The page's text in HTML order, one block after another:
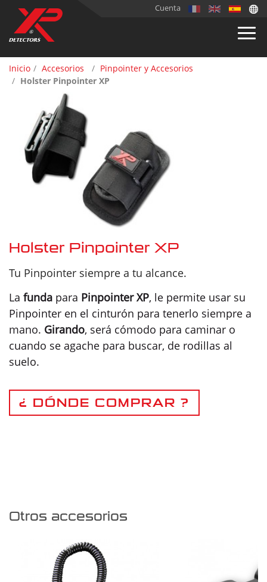
Cuenta
Inicio Accesorios
Pinpointer y Accesorios
Holster Pinpointer XP
Holster Pinpointer XP
Tu Pinpointer siempre a tu alcance.
La funda para Pinpointer XP, le permite usar su
Pinpointer en el cinturón para tenerlo siempre a
mano. Girando, será cómodo para caminar o
cuando se agache para buscar, de rodillas al
suelo.
¿ DÓNDE COMPRAR ?
Otros accesorios